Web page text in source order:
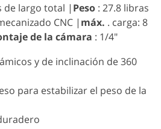
de largo total | Peso : ‎27.8 libras
CNC | máx. . carga: 8
de la cámara : 1/4"
y de inclinación de 360
para estabilizar el peso de la